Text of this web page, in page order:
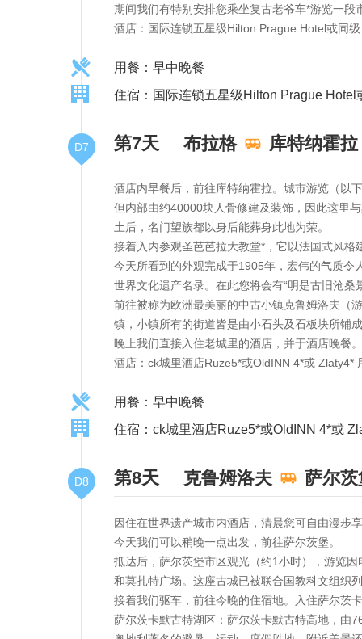
期间我们有特别安排您乘坐复古老爷车*游览一段
酒店：国际连锁五星级Hilton Prague Hotel或同
用餐：早中晚餐
住宿：国际连锁五星级Hilton Prague Hotel
D7 第7天 布拉格 库特纳霍拉
酒店内早餐后，前往库特纳霍拉。城市游览（以
但内部由约40000块人骨修建及装饰，因此这里
土后，名门望族都以身后能葬身此地为荣。
接着入内参观圣芭芭拉大教堂*，它以法国式风
今天所看到的外观完成于1905年，宏伟的气质
世界文化遗产名录。在此您将会有“明是古旧沧桑
前往被称为欧洲最美丽的中古小镇克鲁姆洛夫（
镇，小镇所有的街道皆是由小石头及石板块所铺
晚上我们直接入住老城里的酒店，并于酒店晚餐
酒店：ck城里酒店Ruze5*或OldINN 4*或 Zlaty4*
用餐：早中晚餐
住宿：ck城里酒店Ruze5*或OldINN 4*或
D8 第8天 克鲁姆洛夫 萨尔茨
因住在世界遗产城市内酒店，清晨您可自由漫步
今天我们可以稍晚一点出发，前往萨尔茨堡。
抵达后，萨尔茨堡市区观光（约1小时），游览
和莫扎特广场。这座古城已被联合国教科文组织
接着我们驱车，前往今晚的住宿地。入住萨尔茨
萨尔茨卡默古特湖区：萨尔茨卡默古特高地，由